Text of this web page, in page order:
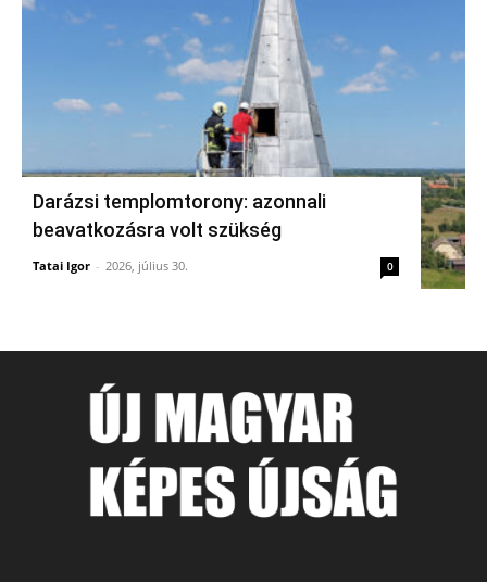
Darázsi templomtorony: azonnali
beavatkozásra volt szükség
Tatai Igor - 2026, július 30. 0